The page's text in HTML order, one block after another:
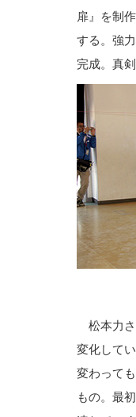
扉』を制
する。強
完成。真
松本力さ
変化して
変わって
もの。最